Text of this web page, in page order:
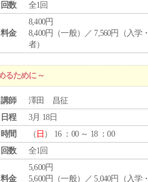
回数
全1回
料金
8,400円
8,400円（一般）／ 7,560円（入学
者）
るために～
講師
澤田 昌征
日程
3月 18日
時間
（ 日 ） 16 ：00 ～ 18 ：00
回数
全1回
料金
5,600円
5,600円（一般）／ 5,040円（入学